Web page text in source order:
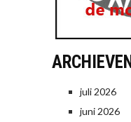
ARCHIEVEN
juli 2026
juni 2026